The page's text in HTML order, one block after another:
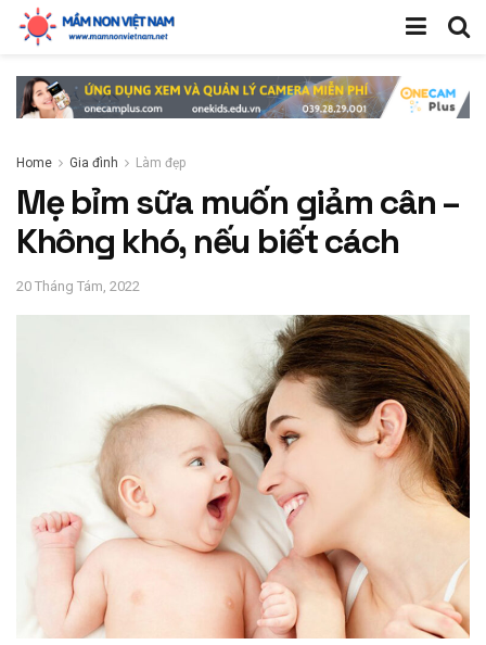
Home Gia đình Làm đẹp
Mẹ bỉm sữa muốn giảm cân –
Không khó, nếu biết cách
20 Tháng Tám, 2022